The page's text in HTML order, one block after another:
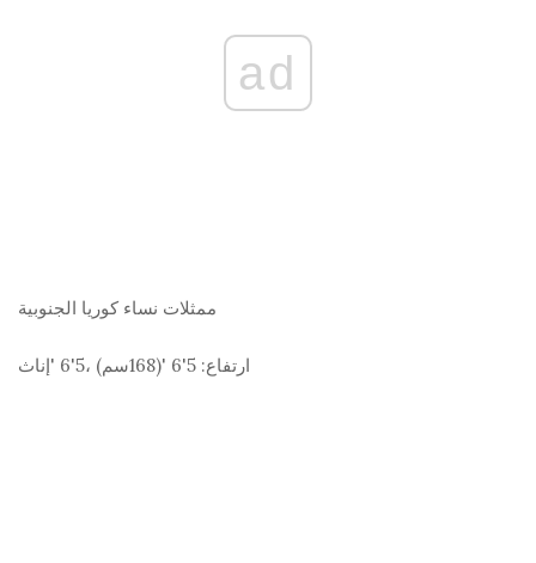
ad
ممثلات نساء كوريا الجنوبية
ارتفاع: سم) ،5'6 'إناث